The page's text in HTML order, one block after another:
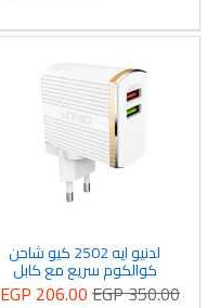
لدنيو ايه 2502 كيو شاحن
كوالكوم سريع مع كابل
مايكروEGP 206.00EGP 350.00